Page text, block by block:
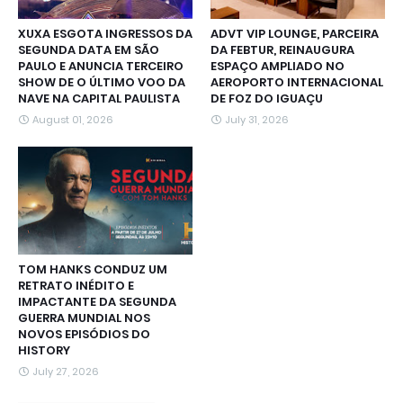
XUXA ESGOTA INGRESSOS DA
SEGUNDA DATA EM SÃO
PAULO E ANUNCIA TERCEIRO
SHOW DE O ÚLTIMO VOO DA
NAVE NA CAPITAL PAULISTA
August 01, 2026
ADVT VIP LOUNGE, PARCEIRA
DA FEBTUR, REINAUGURA
ESPAÇO AMPLIADO NO
AEROPORTO INTERNACIONAL
DE FOZ DO IGUAÇU
July 31, 2026
TOM HANKS CONDUZ UM
RETRATO INÉDITO E
IMPACTANTE DA SEGUNDA
GUERRA MUNDIAL NOS
NOVOS EPISÓDIOS DO
HISTORY
July 27, 2026